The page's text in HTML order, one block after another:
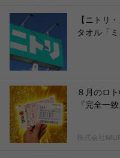
【ニトリ
タオル「
８月のロ
『完全一
株式会社